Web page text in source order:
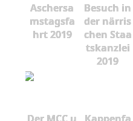
Aschersa
mstagsfa
hrt 2019
Besuch in
der närris
chen Staa
tskanzlei
2019